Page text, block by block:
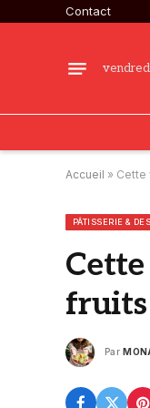
Contact
Accueil » Cette
PÂTISSERIE &
Par